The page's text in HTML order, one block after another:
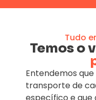
Tudo
Temos o
Entendemos
transporte de
específico e